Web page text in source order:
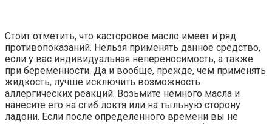
Стоит отметить, что касторовое масло имеет и ряд
противопоказаний. Нельзя применять данное средство,
если у вас индивидуальная непереносимость, а также
при беременности. Да и вообще, прежде, чем применять
жидкость, лучше исключить возможность
аллергических реакций. Возьмите немного масла и
нанесите его на сгиб локтя или на тыльную сторону
ладони. Если после определенного времени вы не